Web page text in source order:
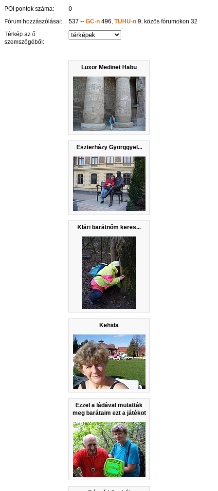
Luxor Medinet Habu
Eszterházy Györggyel...
Klári barátnőm keres...
Kehida
Ezzel a ládával mutatták
meg barátaim ezt a játékot
POI pontok száma:
0
Fórum hozzászólásai:
537 --GC-n 496,TUHU-n 9, közös fórumokon 32
Térkép az ő
szemszögéből: